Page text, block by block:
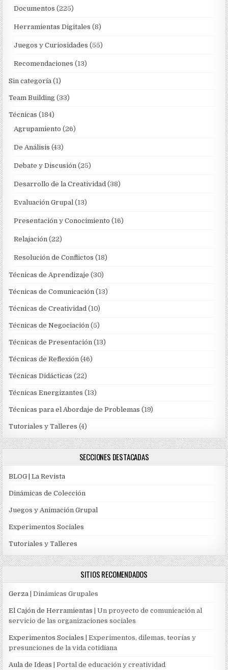
Documentos (225)
Herramientas Digitales (8)
Juegos y Curiosidades (55)
Recomendaciones (13)
Sin categoría (1)
Team Building (33)
Técnicas (184)
Agrupamiento (26)
De Análisis (43)
Debate y Discusión (25)
Desarrollo de la Creatividad (38)
Evaluación Grupal (13)
Presentación y Conocimiento (16)
Relajación (22)
Resolución de Conflictos (18)
Técnicas de Aprendizaje (30)
Técnicas de Comunicación (13)
Técnicas de Creatividad (10)
Técnicas de Negociación (5)
Técnicas de Presentación (13)
Técnicas de Reflexión (46)
Técnicas Didácticas (22)
Técnicas Energizantes (13)
Técnicas para el Abordaje de Problemas (19)
Tutoriales y Talleres (4)
SECCIONES DESTACADAS
BLOG | La Revista
Dinámicas de Colección
Juegos y Animación Grupal
Experimentos Sociales
Tutoriales y Talleres
SITIOS RECOMENDADOS
Gerza | Dinámicas Grupales
El Cajón de Herramientas | Un proyecto de comunicación al
servicio de las organizaciones sociales
Experimentos Sociales | Experimentos, dilemas, teorías y
presunciones de la vida cotidiana
Aula de Ideas | Portal de educación y creatividad